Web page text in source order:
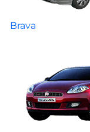
Brava